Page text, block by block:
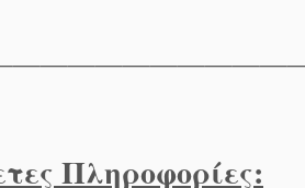
Πληροφορίες: